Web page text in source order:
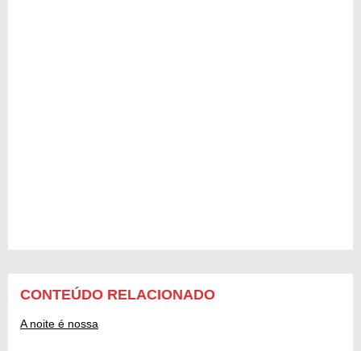
CONTEÚDO RELACIONADO
A noite é nossa